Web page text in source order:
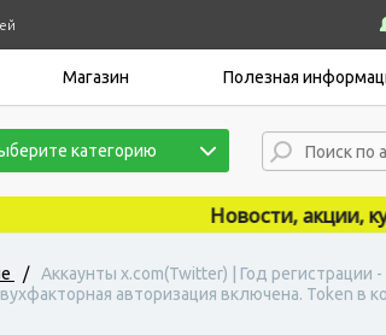
Магазин Полезная
категорию
Новости, акции,
/
Аккаунты x.com(Twitter) | Год регистрации
авторизация включена. Token в